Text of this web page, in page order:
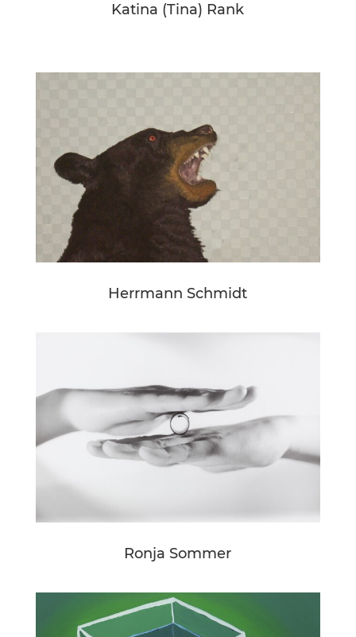
Katina (Tina) Rank
Herrmann Schmidt
Ronja Sommer